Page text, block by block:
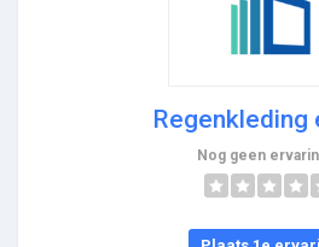
Regenkleding
Nog geen